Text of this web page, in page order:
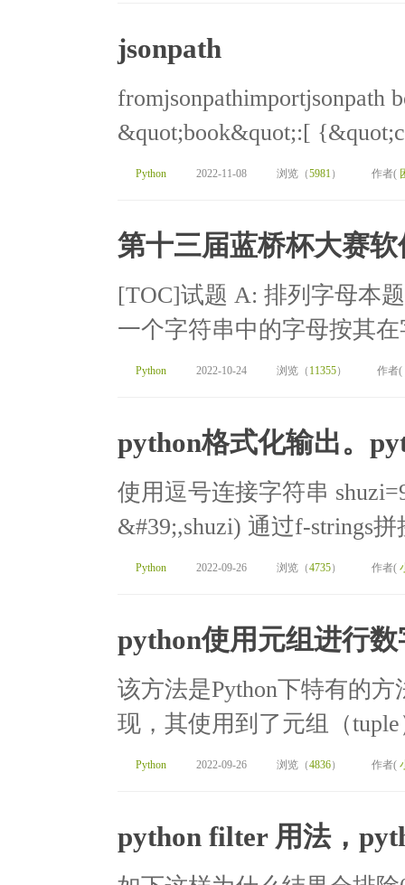
jsonpath
fromjsonpathimportjsonpath
&quot;book&quot;:[
Python 2022-11-08 浏览（5981） 作者(
第十三届蓝桥杯大赛
[TOC]试题 A: 排列字母本
一个字符串中的字母按其
Python 2022-10-24 浏览（ 11355） 作者(
python格式化输出。
使用逗号连接字符串
&#39;,shuzi) 通过f-strings
Python 2022-09-26 浏览（4735） 作者(
python使用元组进行
该方法是Python下特有的
现，其使用到了元组（
Python 2022-09-26 浏览（4836） 作者(
python filter 用法，